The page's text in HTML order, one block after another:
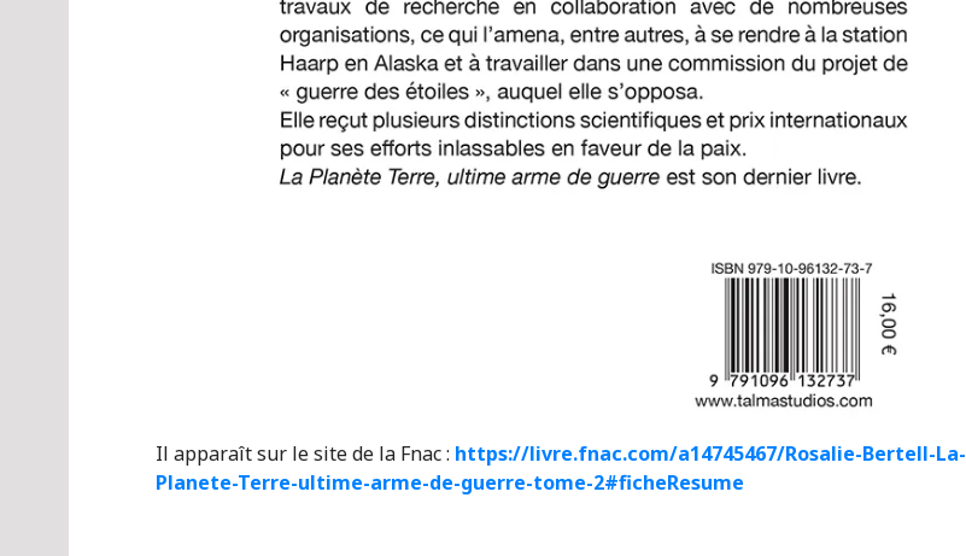
Il apparaît sur le site de la Fnac : https://livre.fnac.com/a14745467/Rosalie-Bertell-La-
Planete-Terre-ultime-arme-de-guerre-tome-2#ficheResume